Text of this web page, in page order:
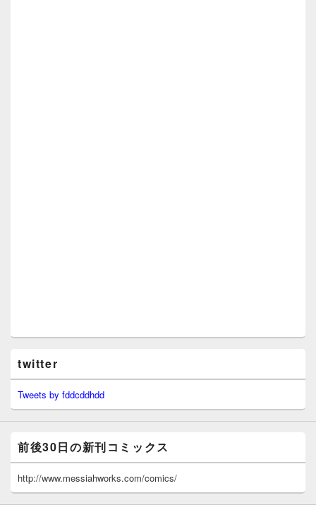
twitter
Tweets by fddcddhdd
前後30日の新刊コミックス
http://www.messiahworks.com/comics/